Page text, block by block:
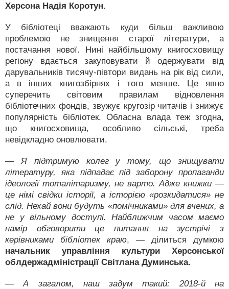
Херсона Надія Коротун.
У бібліотеці вважають куди більш важливою
проблемою не знищення старої літератури, а
постачання нової. Нині найбільшому книгосховищу
регіону вдається закуповувати й одержувати від
дарувальників тисячу-півтори видань на рік від сили,
а в інших книгозбірнях і того менше. Це явно
суперечить світовим правилам відновлення
бібліотечних фондів, звужує кругозір читачів і знижує
популярність бібліотек. Обласна влада теж згодна,
що книгосховища, особливо сільські, треба
невідкладно оновлювати.
— Я підтримую колег у тому, що знищувати
літературу, яка підпадає під заборону пропаганди
ідеології тоталітаризму, не варто. Адже книжки —
це німі свідки історії, а історією «розкидатися» не
слід. Нехай вони будуть «помічниками» для вчених, а
не у вільному доступі. Найближчим часом маємо
намір обговорити це питання на зустрічі з
керівниками бібліотек краю, — ділиться думкою
начальник управління культури Херсонської
облдержадміністрації Світлана Думинська.
— А загалом, наш задум такий: 2018-й на